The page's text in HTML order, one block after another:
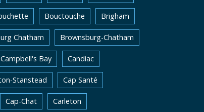
Bouctouche Brigham
Chatham Brownsburg-Chatham
Campbell's Bay Candiac
Stanstead Cap Santé
Cap-Chat Carleton